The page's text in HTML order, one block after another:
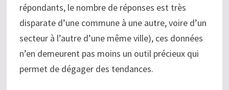
répondants, le nombre de réponses est très
disparate d’une commune à une autre, voire d’un
secteur à l’autre d’une même ville), ces données
n’en demeurent pas moins un outil précieux qui
permet de dégager des tendances.